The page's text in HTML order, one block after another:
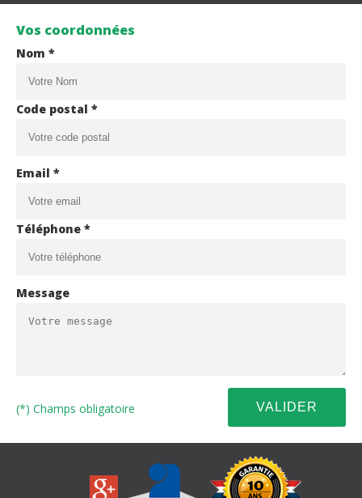
Vos coordonnées
Nom *
Code postal *
Email *
Téléphone *
Message
(*) Champs obligatoire